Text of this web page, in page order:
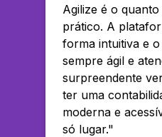
Agilize é o
prático. A
forma intuitiva e
sempre ágil e
surpreendente
ter uma
moderna e
só lugar."